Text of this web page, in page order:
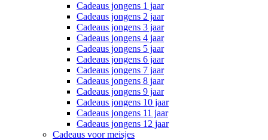
Cadeaus jongens 1 jaar
Cadeaus jongens 2 jaar
Cadeaus jongens 3 jaar
Cadeaus jongens 4 jaar
Cadeaus jongens 5 jaar
Cadeaus jongens 6 jaar
Cadeaus jongens 7 jaar
Cadeaus jongens 8 jaar
Cadeaus jongens 9 jaar
Cadeaus jongens 10 jaar
Cadeaus jongens 11 jaar
Cadeaus jongens 12 jaar
Cadeaus voor meisjes